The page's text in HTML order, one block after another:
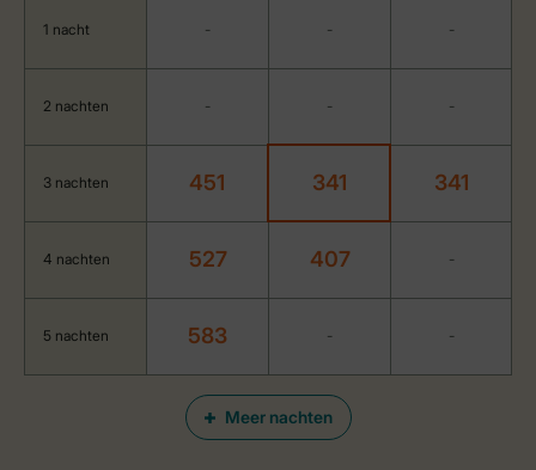
Meer nachten
1 nacht - - -
2 nachten - - -
3 nachten 451 341 341
4 nachten 527 407 -
5 nachten 583 - -